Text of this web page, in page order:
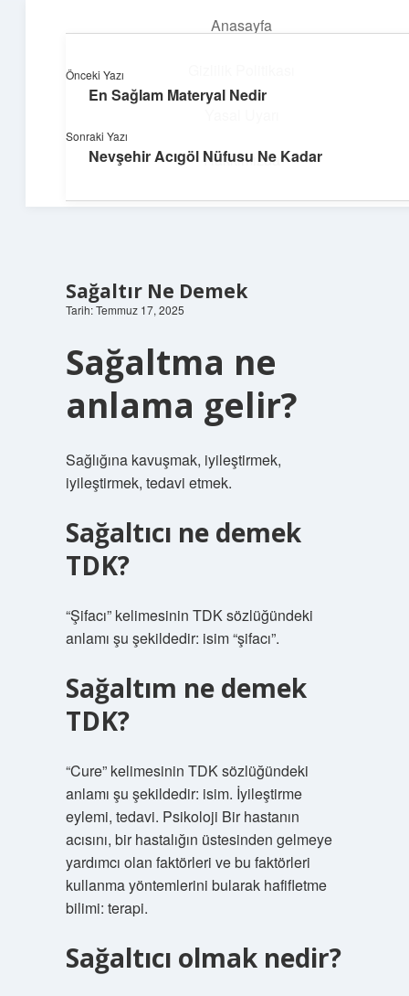
Anasayfa
Hakkımızda
Parlak Fikir Dünyası
Işıltılı önerilerle hayatını canlandır!
Sağaltır Ne Demek
Tarih: Temmuz 17, 2025
Sağaltma ne
anlama gelir?
Sağlığına kavuşmak, iyileştirmek,
iyileştirmek, tedavi etmek.
Sağaltıcı ne demek
TDK?
“Şifacı” kelimesinin TDK sözlüğündeki
anlamı şu şekildedir: isim “şifacı”.
Sağaltım ne demek
TDK?
“Cure” kelimesinin TDK sözlüğündeki
anlamı şu şekildedir: isim. İyileştirme
eylemi, tedavi. Psikoloji Bir hastanın
acısını, bir hastalığın üstesinden gelmeye
yardımcı olan faktörleri ve bu faktörleri
kullanma yöntemlerini bularak hafifletme
bilimi: terapi.
Sağaltıcı olmak nedir?
Önceki Yazı
En Sağlam Materyal Nedir
Sonraki Yazı
Nevşehir Acıgöl Nüfusu Ne Kadar